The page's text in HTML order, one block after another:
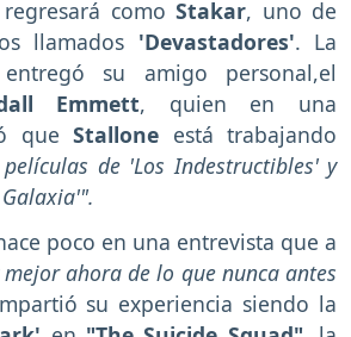
como Stakar, uno de
llamados 'Devastadores'. La
su amigo personal,el
Emmett, quien en una
que Stallone está trabajando
de 'Los Indestructibles' y
poco en una entrevista que a
mejor ahora de lo que nunca antes
su experiencia siendo la